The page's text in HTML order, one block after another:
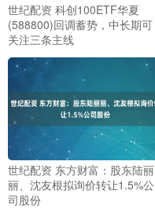
世纪配资 科创100ETF华夏
(588800)回调蓄势，中长期可
关注三条主线
世纪配资 东方财富：股东陆丽
丽、沈友根拟询价转让1.5%公
司股份